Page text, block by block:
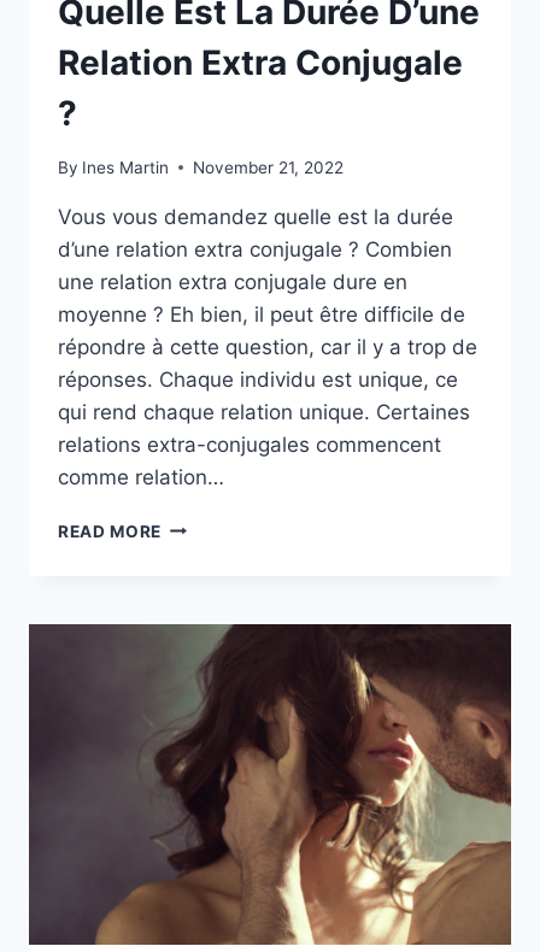
Quelle Est La Durée D’une
Relation Extra Conjugale
?
By Ines Martin November 21, 2022
Vous vous demandez quelle est la durée
d’une relation extra conjugale ? Combien
une relation extra conjugale dure en
moyenne ? Eh bien, il peut être difficile de
répondre à cette question, car il y a trop de
réponses. Chaque individu est unique, ce
qui rend chaque relation unique. Certaines
relations extra-conjugales commencent
comme relation…
READ MORE QUELLE
D’UNE
RELATION
EXTRA
CONJUGALE
?